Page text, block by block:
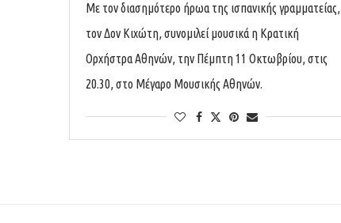
Με τον διασημότερο ήρωα της ισπανικής γραμματείας,
τον Δον Κιχώτη, συνομιλεί μουσικά η Κρατική
Ορχήστρα Αθηνών, την Πέμπτη 11 Οκτωβρίου, στις
20.30, στο Μέγαρο Μουσικής Αθηνών.